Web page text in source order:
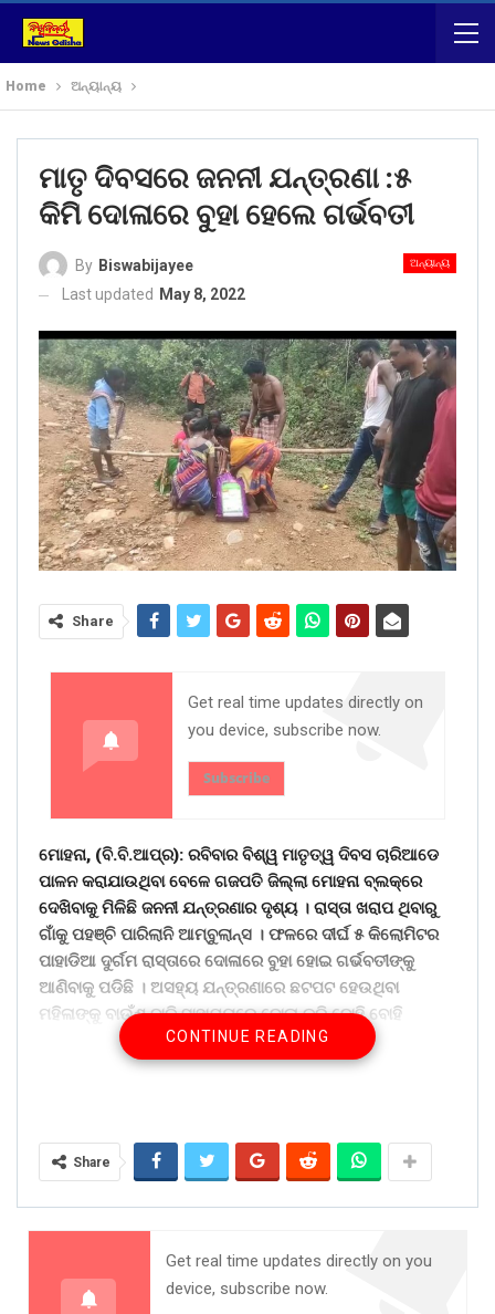
Home ଅନ୍ୟାନ୍ୟ
ମାତୃ ଦିବସରେ ଜନନୀ ଯନ୍ତ୍ରଣା :୫
କିମି ଦୋଳାରେ ବୁହା ହେଲେ ଗର୍ଭବତୀ
ଅନ୍ୟାନ୍ୟ
By Biswabijayee
Last updated
May 8, 2022
Share
Get real time updates directly on
you device, subscribe now.
Subscribe
ମୋହନା, (ବି.ବି.ଆପ୍ର): ରବିବାର ବିଶ୍ୱ ମାତୃତ୍ୱ ଦିବସ ଚାରିଆଡେ
ପାଳନ କରାଯାଉଥିବା ବେଳେ ଗଜପତି ଜିଲ୍ଲା ମୋହନା ବ୍ଲକ୍ରେ
ଦେଖିବାକୁ ମିଳିଛି ଜନନୀ ଯନ୍ତ୍ରଣାର ଦୃଶ୍ୟ । ରାସ୍ତା ଖରାପ ଥିବାରୁ
ଗାଁକୁ ପହଞ୍ଚି ପାରିଲାନି ଆମ୍ବୁଲାନ୍ସ । ଫଳରେ ଦୀର୍ଘ ୫ କିଲୋମିଟର
ପାହାଡିଆ ଦୁର୍ଗମ ରାସ୍ତାରେ ଦୋଳାରେ ବୁହା ହୋଇ ଗର୍ଭବତୀଙ୍କୁ
ଆଣିବାକୁ ପଡିଛି । ଅସହ୍ୟ ଯନ୍ତ୍ରଣାରେ ଛଟପଟ ହେଉଥିବା
ମହିଳାଙ୍କୁ ବାଉଁଶ ବାଡି ସାହାଯ୍ୟରେ ଦୋଳା କରି ବୋହି ବୋହି
ଆଣିଥିଲେ ଗ୍ରାମବାସୀ । ଏଭଳି ଅଭାବନୀୟ ଘଟଣା ଘଟିଛି ଅନ୍ତରବା
ପାଞ୍ଚାୟତର ଆମ୍ବଗାଁରେ । ଉକ୍ତ ଗ୍ରାମର ତେଜସ୍ୱିନୀ କୁମାରୀଙ୍କ
ଆମ୍ବୁଲାନ୍ସ ଯାଇନପାରି ପ୍ରାୟ ୫ କିମି ଦୂର ପଦାଗାଲମା ଠାରେ
ଅଟକି ଯାଇଥିଲା । ଆମ୍ବୁଲାନ୍ସ ସେଠାରେ ଦୁଇ ଘଣ୍ଟା ଧରି ଅପେକ୍ଷା
କିମି ବୋହି ଆଣିବା ପରେ ଆମ୍ବୁଲାନ୍ସ ଜରିଆରେ ମୋହନା
ଡାକ୍ତରଖାନାକୁ ନିଆଯାଇ ଥିଲା । ଶେଷ ଖବର ସୁଦ୍ଧା ମୋହନା
ଡାକ୍ତରଖାନାରେ ତେଜସ୍ୱିନୀ ଚିକିତ୍ସାଧୀନ ରହିଛନ୍ତି ।
CONTINUE READING
Share
Get real time updates directly on you
device, subscribe now.